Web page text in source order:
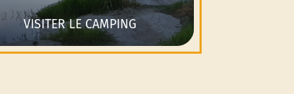
VISITER LE CAMPING